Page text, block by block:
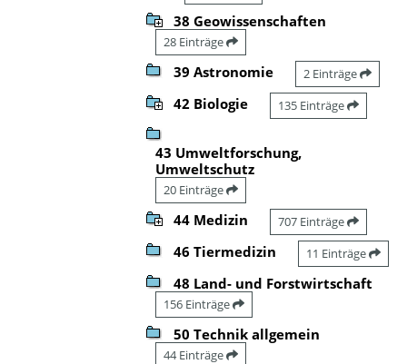
38 Geowissenschaften
28 Einträge
39 Astronomie 2 Einträge
42 Biologie 135 Einträge
43 Umweltforschung,
Umweltschutz
20 Einträge
44 Medizin 707 Einträge
46 Tiermedizin 11 Einträge
48 Land- und Forstwirtschaft
156 Einträge
50 Technik allgemein
44 Einträge